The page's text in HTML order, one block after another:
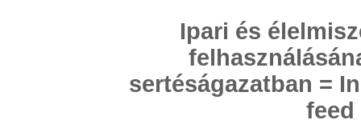
Ipari és
sertéságazatban =
feed